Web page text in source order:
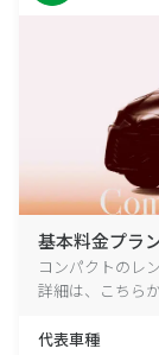
基本料金プラ
コンパクトのレ
詳細は、こちら
代表車種